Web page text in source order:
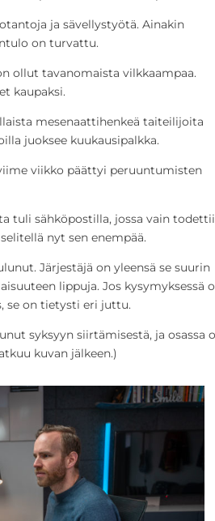
ja sävellystyötä. Ainakin
on turvattu.
ollut tavanomaista vilkkaampaa.
kaupaksi.
mesenaattihenkeä taiteilijoita
juoksee kuukausipalkka.
viikko päättyi peruuntumisten
tuli sähköpostilla, jossa vain
nyt sen enempää.
Järjestäjä on yleensä se suurin
lippuja. Jos kysymyksessä
se on tietysti eri juttu.
syksyyn siirtämisestä, ja osassa
kuvan jälkeen.)